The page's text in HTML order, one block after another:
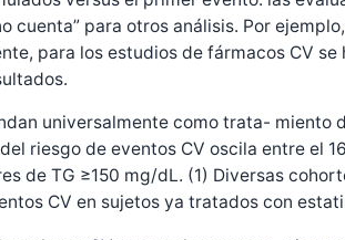
cuenta” para otros análisis. Por
para los estudios de fármacos CV
universalmente como trata-
riesgo de eventos CV oscila entre el
de TG ≥150 mg/dL. (1) Diversas
CV en sujetos ya tratados con